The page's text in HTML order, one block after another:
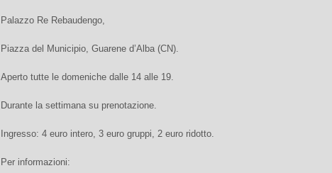
Palazzo Re Rebaudengo,
Piazza del Municipio, Guarene d’Alba (CN).
Aperto tutte le domeniche dalle 14 alle 19.
Durante la settimana su prenotazione.
Ingresso: 4 euro intero, 3 euro gruppi, 2 euro ridotto.
Per informazioni: